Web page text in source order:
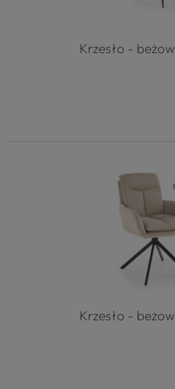
Krzesło -
Krzesło -